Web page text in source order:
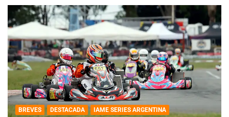
BREVES DESTACADA
IAME SERIES ARGENTINA